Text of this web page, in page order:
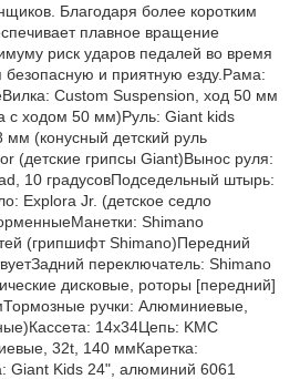
Благодаря более коротким
плавное вращение
риск ударов педалей во время
безопасную и приятную езду.Рама:
Custom Suspension, ход 50 мм
с ходом 50 мм)Руль: Giant kids
(конусный детский руль
(детские грипсы Giant)Вынос руля:
10 градусовПодседельный штырь:
Explora Jr. (детское седло
Shimano
(грипшифт Shimano)Передний
переключатель: Shimano
дисковые, роторы [передний]
ручки: Алюминиевые,
14x34Цепь: KMC
32t, 140 ммКаретка:
Giant Kids 24", алюминий 6061